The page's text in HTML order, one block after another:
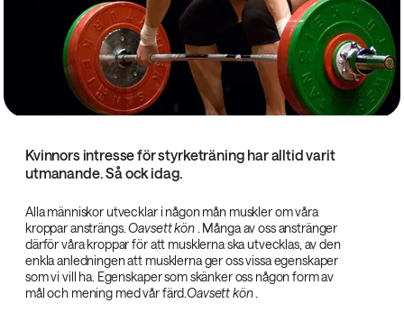
Kvinnors intresse för styrketräning har alltid varit
utmanande. Så ock idag.
Alla människor utvecklar i någon mån muskler om våra
kroppar ansträngs.Oavsett kön‌. Många av oss anstränger
därför våra kroppar för att musklerna ska utvecklas, av den
enkla anledningen att musklerna ger oss vissa egenskaper
som vi vill ha. Egenskaper som skänker oss någon form av
mål och mening med vår färd.Oavsett kön‌.